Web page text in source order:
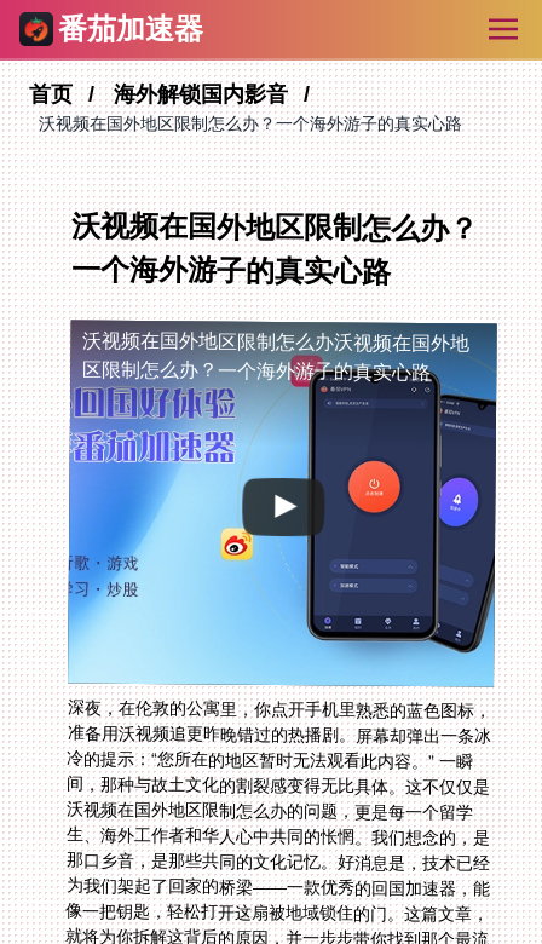
番茄加速器
首页 海外解锁国内影音
沃视频在国外地区限制怎么办？一个海外游子的真实心路
沃视频在国外地区限制怎么办？
一个海外游子的真实心路
沃视频在国外地区限制怎么办沃视频在国外地
区限制怎么办？一个海外游子的真实心路
深夜，在伦敦的公寓里，你点开手机里熟悉的蓝色图标，
准备用沃视频追更昨晚错过的热播剧。屏幕却弹出一条冰
冷的提示：“您所在的地区暂时无法观看此内容。” 一瞬
间，那种与故土文化的割裂感变得无比具体。这不仅仅是
沃视频在国外地区限制怎么办的问题，更是每一个留学
生、海外工作者和华人心中共同的怅惘。我们想念的，是
那口乡音，是那些共同的文化记忆。好消息是，技术已经
为我们架起了回家的桥梁——一款优秀的回国加速器，能
像一把钥匙，轻松打开这扇被地域锁住的门。这篇文章，
就将为你拆解这背后的原因，并一步步带你找到那个最流